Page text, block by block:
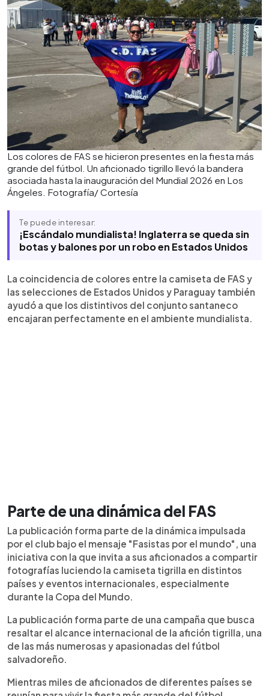
Los colores de FAS se hicieron presentes en la fiesta más
grande del fútbol. Un aficionado tigrillo llevó la bandera
asociada hasta la inauguración del Mundial 2026 en Los
Ángeles. Fotografía/ Cortesía
Te puede interesar:
¡Escándalo mundialista! Inglaterra se queda sin
botas y balones por un robo en Estados Unidos
La coincidencia de colores entre la camiseta de FAS y
las selecciones de Estados Unidos y Paraguay también
ayudó a que los distintivos del conjunto santaneco
encajaran perfectamente en el ambiente mundialista.
Parte de una dinámica del FAS
La publicación forma parte de la dinámica impulsada
por el club bajo el mensaje "Fasistas por el mundo", una
iniciativa con la que invita a sus aficionados a compartir
fotografías luciendo la camiseta tigrilla en distintos
países y eventos internacionales, especialmente
durante la Copa del Mundo.
La publicación forma parte de una campaña que busca
resaltar el alcance internacional de la afición tigrilla, una
de las más numerosas y apasionadas del fútbol
salvadoreño.
Mientras miles de aficionados de diferentes países se